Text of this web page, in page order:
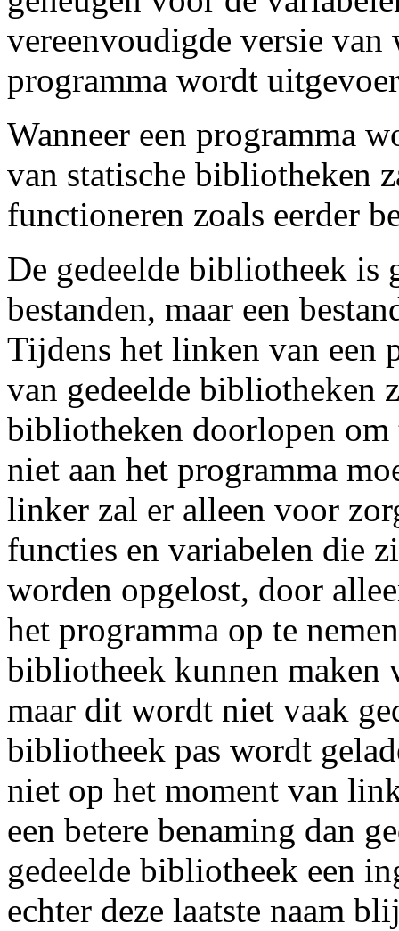
vereenvoudigde versie van
programma wordt
Wanneer een programma
van statische bibliotheken
functioneren zoals eerder
De gedeelde bibliotheek is
bestanden, maar een
Tijdens het linken van een
van gedeelde bibliotheken
bibliotheken doorlopen om
niet aan het programma
linker zal er alleen voor
functies en variabelen die
worden opgelost, door
het programma op te
bibliotheek kunnen maken
maar dit wordt niet vaak
bibliotheek pas wordt
niet op het moment van
een betere benaming dan
gedeelde bibliotheek een
echter deze laatste naam